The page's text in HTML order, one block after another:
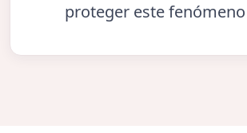
proteger este